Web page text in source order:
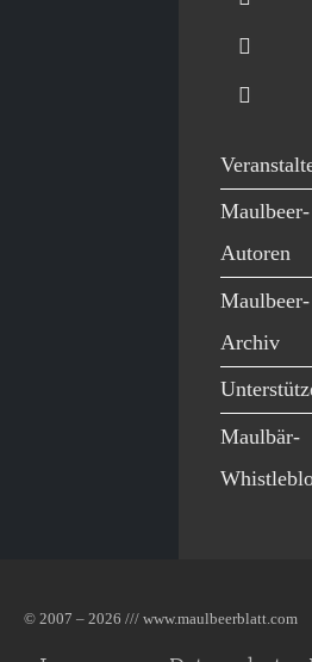
Maulbeer-
Autoren
Maulbeer-
Archiv
Maulbär-
© 2007 – 2026 /// www.maulbeerblatt.com